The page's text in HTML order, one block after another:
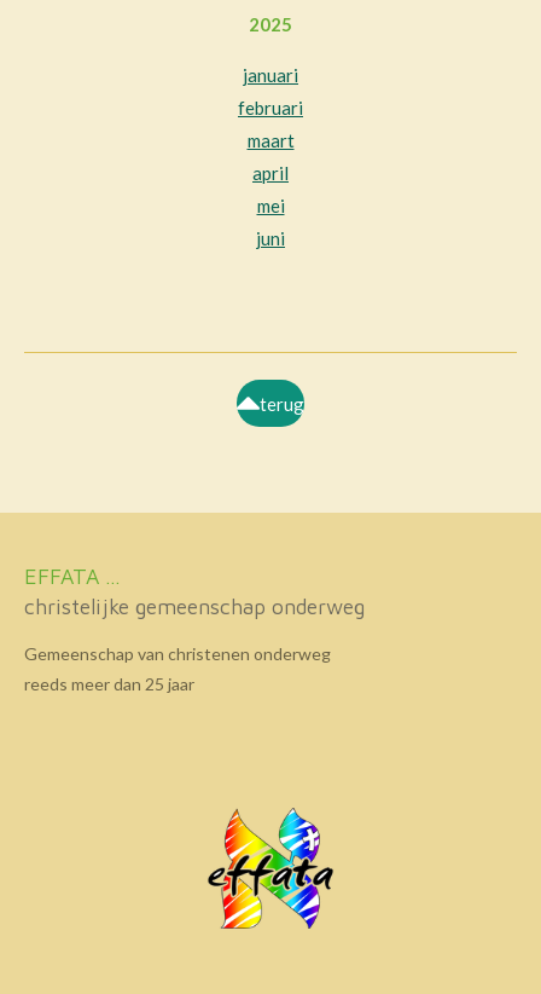
2025
januari
februari
maart
april
mei
juni
terug
EFFATA ...
christelijke gemeenschap onderweg
Gemeenschap van christenen onderweg
reeds meer dan 25 jaar